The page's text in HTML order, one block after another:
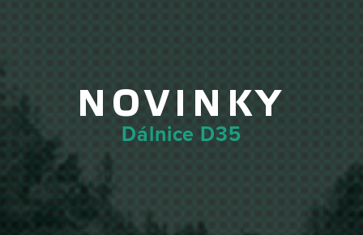
NOVINKY
Dálnice D35